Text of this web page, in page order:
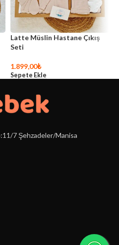
Latte Müslin Hastane Çıkış
Seti
1.899,00₺
Sepete Ekle
7 Şehzadeler/Manisa